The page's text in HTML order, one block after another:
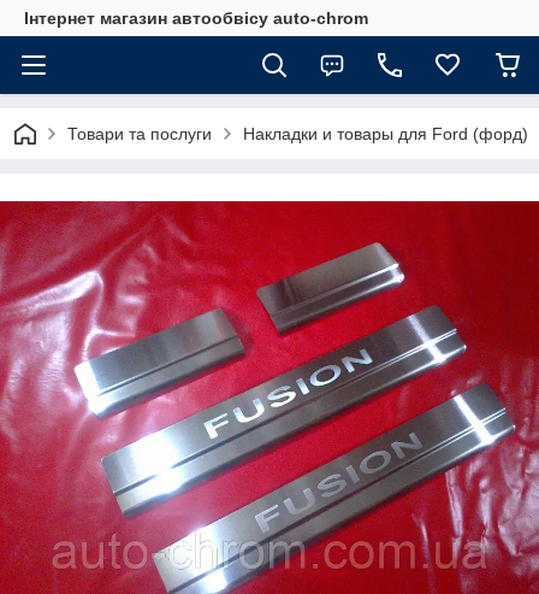
Інтернет магазин автообвісу auto-chrom
Товари та послуги Накладки и товары для Ford (форд)